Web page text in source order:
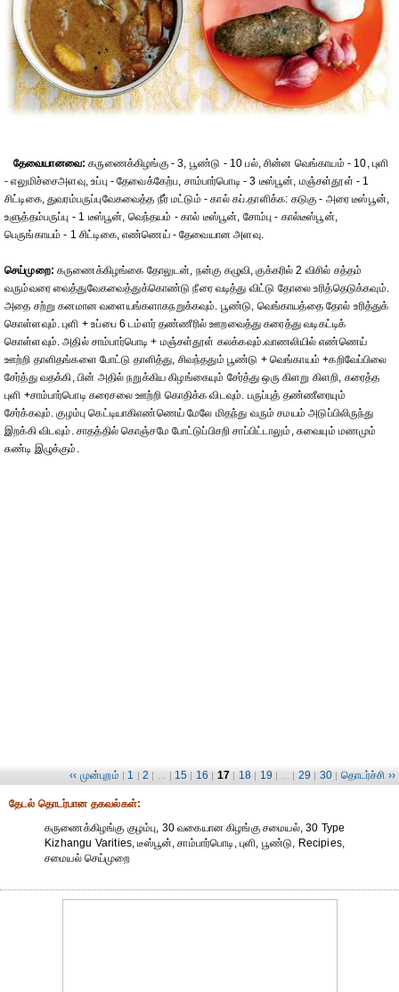
தேவையானவை: கருணைக்கிழங்கு - 3, பூண்டு - 10 பல், சின்ன வெங்காயம் - 10, புளி
- எலுமிச்சைஅளவு, உப்பு - தேவைக்கேற்ப, சாம்பார்பொடி - 3 டீஸ்பூன், மஞ்சள்தூள் - 1
சிட்டிகை, துவரம்பருப்புவேகவைத்த நீர் மட்டும் - கால் கப்.தாளிக்க: கடுகு - அரை டீஸ்பூன்,
உளுத்தம்பருப்பு - 1 டீஸ்பூன், வெந்தயம் - கால் டீஸ்பூன், சோம்பு - கால்டீஸ்பூன்,
பெருங்காயம் - 1 சிட்டிகை, எண்ணெய் - தேவையான அளவு.
செய்முறை: கருணைக்கிழங்கை தோலுடன், நன்கு கழுவி, குக்கரில் 2 விசில் சத்தம்
வரும்வரை வைத்துவேகவைத்துக்கொண்டு நீரை வடித்து விட்டு தோலை உரித்தெடுக்கவும்.
அதை சற்று கனமான வளையங்களாகநறுக்கவும். பூண்டு, வெங்காயத்தை தோல் உரித்துக்
கொள்ளவும். புளி + உப்பை 6 டம்ளர் தண்ணீரில் ஊறவைத்து கரைத்து வடிகட்டிக்
கொள்ளவும். அதில் சாம்பார்பொடி + மஞ்சள்தூள் கலக்கவும்.வாணலியில் எண்ணெய்
ஊற்றி தாளிதங்களை போட்டு தாளித்து, சிவந்ததும் பூண்டு + வெங்காயம் +கறிவேப்பிலை
சேர்த்து வதக்கி, பின் அதில் நறுக்கிய கிழங்கையும் சேர்த்து ஒரு கிளறு கிளறி, கரைத்த
புளி +சாம்பார்பொடி கரைசலை ஊற்றி கொதிக்க விடவும். பருப்புத் தண்ணீரையும்
சேர்க்கவும். குழம்பு கெட்டியாகிஎண்ணெய் மேலே மிதந்து வரும் சமயம் அடுப்பிலிருந்து
இறக்கி விடவும். சாதத்தில் கொஞ்சமே போட்டுப்பிசறி சாப்பிட்டாலும், சுவையும் மணமும்
சுண்டி இழுக்கும்.
‹‹ முன்புறம் | 1 | 2 | ... | 15 | 16 | 17 | 18 | 19 | ... | 29 | 30 | தொடர்ச்சி ››
தேட‌ல் தொட‌ர்பான தகவ‌ல்க‌ள்:
கருணைக்கிழங்கு குழம்பு, 30 வகையான கிழங்கு சமையல், 30 Type
Kizhangu Varities, டீஸ்பூன், சாம்பார்பொடி, புளி, பூண்டு, Recipies,
சமையல் செய்முறை